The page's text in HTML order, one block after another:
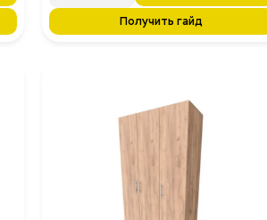
Получить гайд